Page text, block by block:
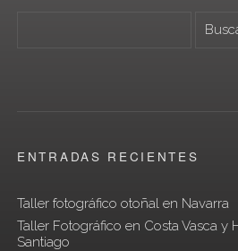
ENTRADAS RECIENTES
Taller fotográfico otoñal en Navarra
Taller Fotográfico en Costa Vasca y
Santiago